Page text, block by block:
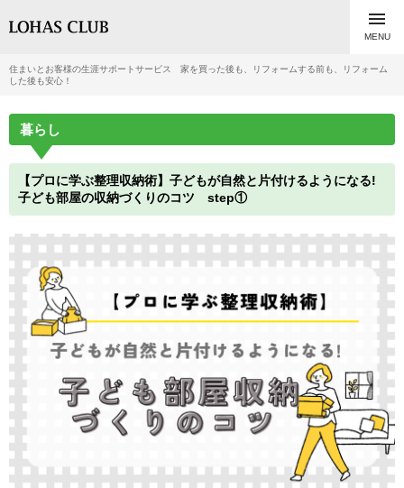

MENU
住まいとお客様の生涯サポートサービス 家を買った後も、リフォームする前も、リフォーム
した後も安心！
暮らし
【プロに学ぶ整理収納術】子どもが自然と片付けるようになる!
子ども部屋の収納づくりのコツ step①